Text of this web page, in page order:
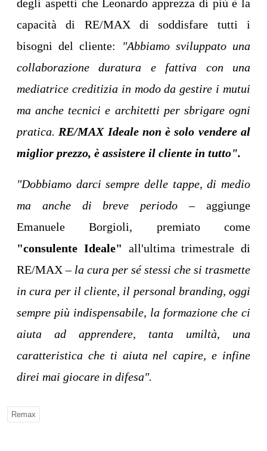
degli aspetti che Leonardo apprezza di più è la
capacità di RE/MAX di soddisfare tutti i
bisogni del cliente:
"Abbiamo sviluppato una
collaborazione duratura e fattiva con una
mediatrice creditizia in modo da gestire i mutui
ma anche tecnici e architetti per sbrigare ogni
pratica.RE/MAX Ideale non è solo vendere al
miglior prezzo, è assistere il cliente in tutto".
"Dobbiamo darci sempre delle tappe, di medio
ma anche di breve periodo – aggiunge
Emanuele Borgioli, premiato come
"consulente Ideale" all'ultima trimestrale di
RE/MAX – la cura per sé stessi che si trasmette
in cura per il cliente, il personal branding, oggi
sempre più indispensabile, la formazione che ci
aiuta ad apprendere, tanta umiltà, una
caratteristica che ti aiuta nel capire, e infine
direi mai giocare in difesa".
Remax